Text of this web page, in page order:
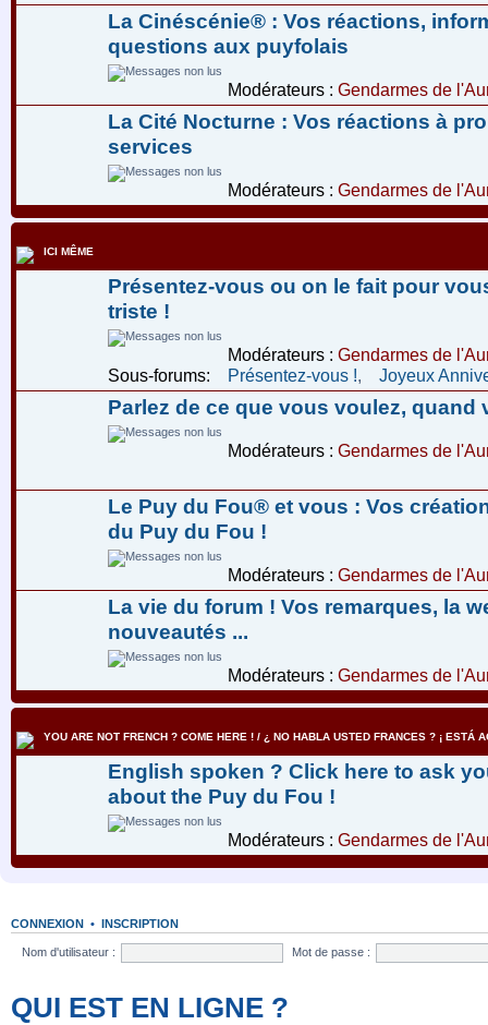
La Cinéscénie® : Vos réactions,
questions aux puyfolais
Modérateurs : Gendarmes de
La Cité Nocturne : Vos réactions à
services
Modérateurs : Gendarmes de
ICI MÊME
Présentez-vous ou on le fait pour
triste !
Modérateurs : Gendarmes de
Sous-forums:
Présentez-vous ! Joyeux
Parlez de ce que vous voulez, quand
Modérateurs : Gendarmes de
Le Puy du Fou® et vous : Vos
du Puy du Fou !
Modérateurs : Gendarmes de
La vie du forum ! Vos remarques, la
nouveautés ...
Modérateurs : Gendarmes de
YOU ARE NOT FRENCH ? COME HERE ! / ¿ NO HABLA USTED FRANCES ? ¡ ESTÁ
English spoken ? Click here to ask
about the Puy du Fou !
Modérateurs : Gendarmes de
CONNEXION • INSCRIPTION
Nom d'utilisateur : Mot de passe :
QUI EST EN LIGNE ?